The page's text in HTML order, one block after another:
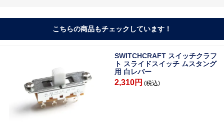
こちらの商品もチェックしています！
SWITCHCRAFT スイッチクラフ
ト スライドスイッチ ムスタング
用 白レバー
2,310円 (税込)